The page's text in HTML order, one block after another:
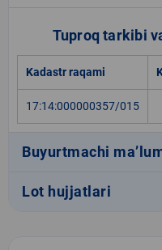
Tuproq tarkibi
Kadastr raqami
17:14:000000357/015
Buyurtmachi
Lot hujjatlari